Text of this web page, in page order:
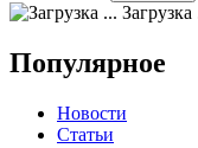
Загрузка
Популярное
Новости
Статьи